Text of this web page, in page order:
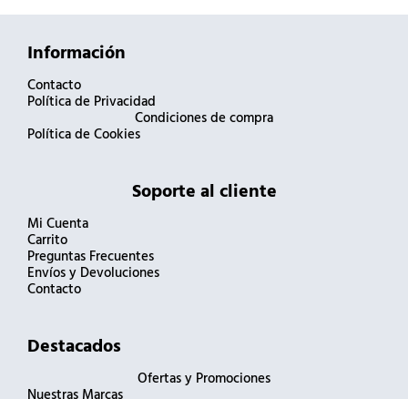
Información
Contacto
Política de Privacidad
Condiciones de compra
Política de Cookies
Soporte al cliente
Mi Cuenta
Carrito
Preguntas Frecuentes
Envíos y Devoluciones
Contacto
Destacados
Ofertas y Promociones